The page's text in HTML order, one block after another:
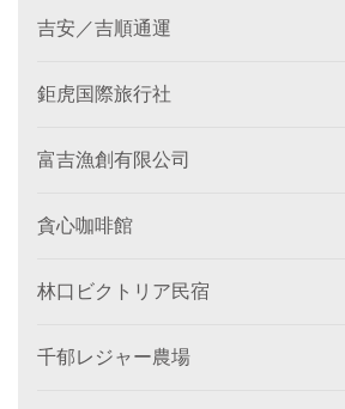
吉安／吉順通運
鉅虎国際旅行社
富吉漁創有限公司
貪心咖啡館
林口ビクトリア民宿
千郁レジャー農場